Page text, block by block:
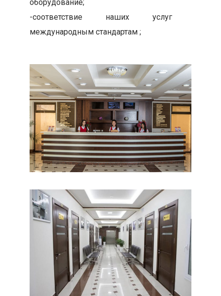
оборудование;
-соответствие наших услуг
международным стандартам ;